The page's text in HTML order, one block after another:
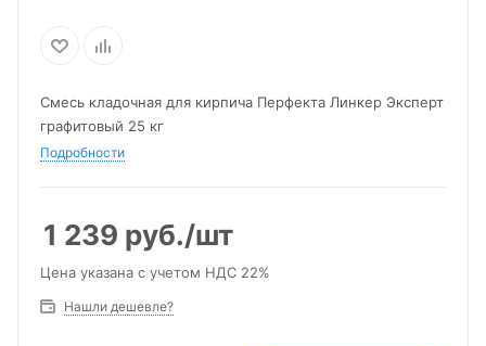
Смесь кладочная для кирпича Перфекта Линкер Эксперт
графитовый 25 кг
Подробности
1 239 руб./шт
Цена указана с учетом НДС 22%
Нашли дешевле?